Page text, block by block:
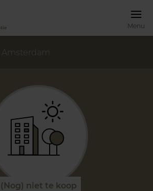
Menu
(Nog) niet te koop